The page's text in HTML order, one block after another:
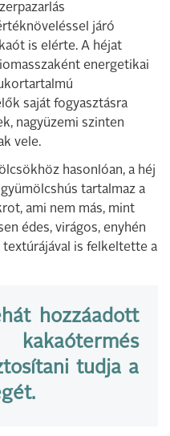
járó
is elérte. A héjat
energetikai
saját fogyasztásra
nagyüzemi szinten
vele.
hasonlóan, a héj
tartalmaz a
ami nem más, mint
édes, virágos, enyhén
is felkeltette a
hozzáadott
tudja a